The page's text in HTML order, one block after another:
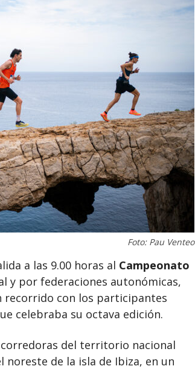
Foto: Pau Venteo
a las 9.00 horas al Campeonato
y por federaciones autonómicas,
recorrido con los participantes
celebraba su octava edición.
del territorio nacional
noreste de la isla de Ibiza, en un